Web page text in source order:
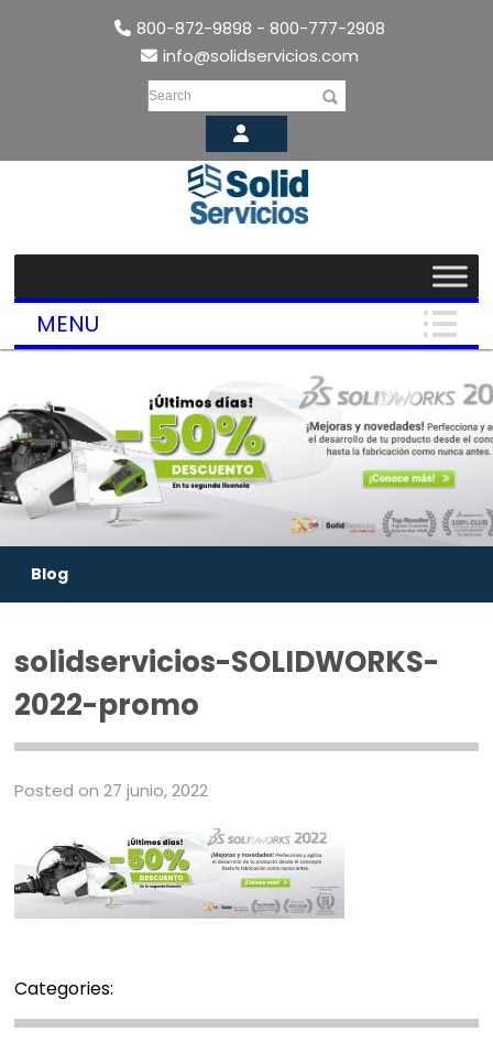
800-872-9898 - 800-777-2908
info@solidservicios.com
Search
MENU
Blog
solidservicios-SOLIDWORKS-
2022-promo
Posted on 27 junio, 2022
Categories: